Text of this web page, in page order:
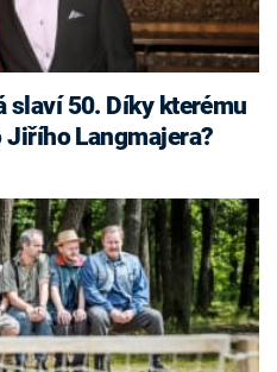
slaví 50. Díky kterému
Langmajera?